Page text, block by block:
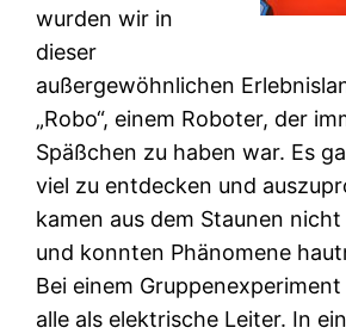
wurden wir in
dieser
außergewöhnlichen
„Robo“, einem Roboter, der
Späßchen zu haben war. Es
viel zu entdecken und
kamen aus dem Staunen
und konnten Phänomene
Bei einem
alle als elektrische Leiter. In